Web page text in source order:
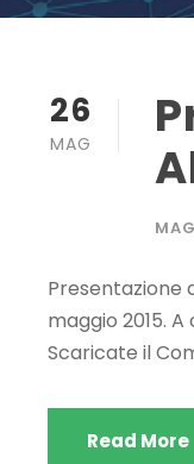
26
MAG
Presentazione
maggio 2015.
Scaricate il
Read More